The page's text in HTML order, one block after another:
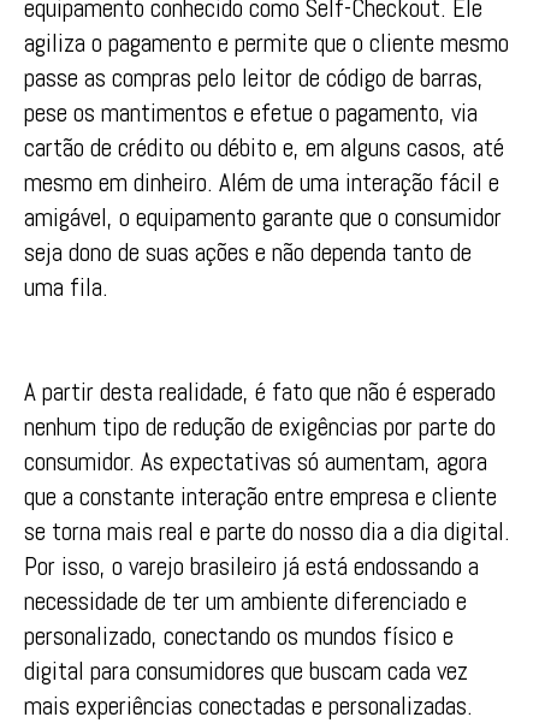
equipamento conhecido como Self-Checkout. Ele
agiliza o pagamento e permite que o cliente mesmo
passe as compras pelo leitor de código de barras,
pese os mantimentos e efetue o pagamento, via
cartão de crédito ou débito e, em alguns casos, até
mesmo em dinheiro. Além de uma interação fácil e
amigável, o equipamento garante que o consumidor
seja dono de suas ações e não dependa tanto de
uma fila.
A partir desta realidade, é fato que não é esperado
nenhum tipo de redução de exigências por parte do
consumidor. As expectativas só aumentam, agora
que a constante interação entre empresa e cliente
se torna mais real e parte do nosso dia a dia digital.
Por isso, o varejo brasileiro já está endossando a
necessidade de ter um ambiente diferenciado e
personalizado, conectando os mundos físico e
digital para consumidores que buscam cada vez
mais experiências conectadas e personalizadas.